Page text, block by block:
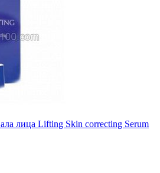
лица Lifting Skin correcting Serum